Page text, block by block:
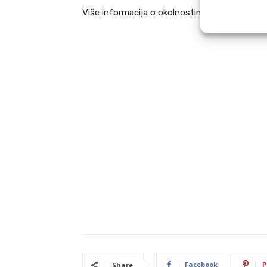
Više informacija o okolnostima ove nesreće
Share Facebook